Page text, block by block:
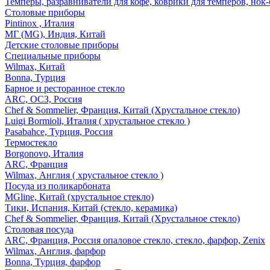
Столовые приборы
Pintinox , Италия
МГ (MG), Индия, Китай
Детские столовые приборы
Специальные приборы
Wilmax, Китай
Bonna, Турция
Барное и ресторанное стекло
ARC, ОСЗ, Россия
Chef & Sommelier, Франция, Китай (Хрустальное стекло)
Luigi Bormioli, Италия ( хрустальное стекло )
Pasabahce, Турция, Россия
Термостекло
Borgonovo, Италия
ARC, Франция
Wilmax, Англия ( хрустальное стекло )
Посуда из поликарбоната
MGline, Китай (хрустальное стекло)
Тики, Испания, Китай (стекло, керамика)
Chef & Sommelier, Франция, Китай (Хрустальное стекло)
Столовая посуда
ARC, Франция, Россия опаловое стекло, стекло, фарфор, Zenix
Wilmax, Англия, фарфор
Bonna, Турция, фарфор